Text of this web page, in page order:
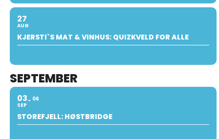
27
AUG
KJERSTI`S MAT & VINHUS: QUIZKVELD FOR ALLE
SEPTEMBER
03
SEP
06
STOREFJELL: HØSTBRIDGE